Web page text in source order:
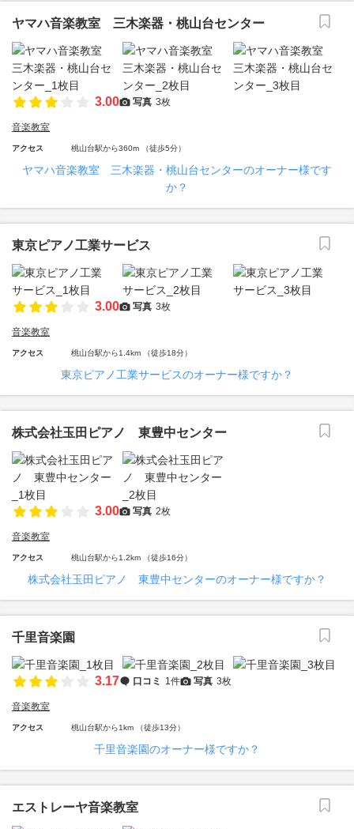
ヤマハ音楽教室 三木楽器・桃山台センター
3.00 写真 3枚
音楽教室
アクセス 桃山台駅から360m （徒歩5分）
ヤマハ音楽教室 三木楽器・桃山台センターのオーナー様です
か？
東京ピアノ工業サービス
3.00 写真 3枚
音楽教室
アクセス 桃山台駅から1.4km （徒歩18分）
東京ピアノ工業サービスのオーナー様ですか？
株式会社玉田ピアノ 東豊中センター
3.00 写真 2枚
音楽教室
アクセス 桃山台駅から1.2km （徒歩16分）
株式会社玉田ピアノ 東豊中センターのオーナー様ですか？
千里音楽園
3.17 口コミ 1件 写真 3枚
音楽教室
アクセス 桃山台駅から1km （徒歩13分）
千里音楽園のオーナー様ですか？
エストレーヤ音楽教室